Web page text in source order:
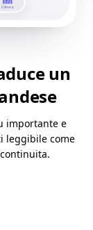
un
importante e
leggibile come